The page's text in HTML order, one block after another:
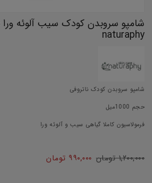
شامپو سروبدن کودک سیب آلوئه ورا
naturaphy
شامپو سروبدن کودک ناتروفی
حجم 1000میل
فرمولاسیون کاملا گیاهی سیب و آلوئه ورا
۱,۲۰۰,۰۰۰ تومان ۹۹۰,۰۰۰ تومان